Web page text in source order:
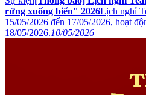
rừng xuống biển" 2026Lịch nghỉ
15/05/2026 đến 17/05/2026, hoạt
18/05/2026.10/05/2026